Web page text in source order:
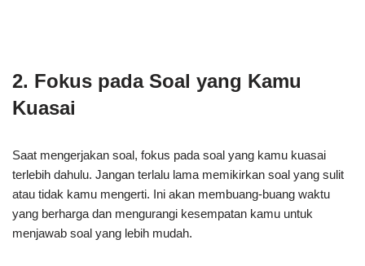
2. Fokus pada Soal yang Kamu
Kuasai
Saat mengerjakan soal, fokus pada soal yang kamu kuasai
terlebih dahulu. Jangan terlalu lama memikirkan soal yang sulit
atau tidak kamu mengerti. Ini akan membuang-buang waktu
yang berharga dan mengurangi kesempatan kamu untuk
menjawab soal yang lebih mudah.